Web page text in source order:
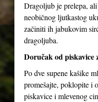
Dragoljub je prelepa,
neobičnog ljutkastog
začiniti ih jabukovim
dragoljuba.
Doručak od piskavice
Po dve supene kašike
promešajte, poklopite i
piskavice i mlevenog